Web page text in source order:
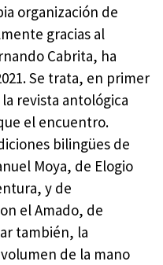
organización de
gracias al
Cabrita, ha
Se trata, en primer
revista antológica
el encuentro.
bilingües de
Moya, de Elogio
y de
el Amado, de
también, la
de la mano